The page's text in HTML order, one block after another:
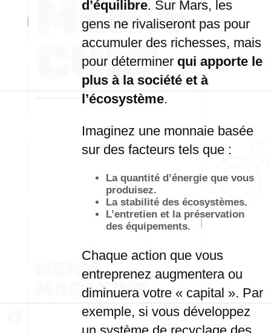
d’équilibre. Sur Mars, les
gens ne rivaliseront pas pour
accumuler des richesses, mais
pour déterminer qui apporte le
plus à la société et à
l’écosystème.
Imaginez une monnaie basée
sur des facteurs tels que :
La quantité d’énergie que vous
produisez.
La stabilité des écosystèmes.
L’entretien et la préservation
des équipements.
Chaque action que vous
entreprenez augmentera ou
diminuera votre « capital ». Par
exemple, si vous développez